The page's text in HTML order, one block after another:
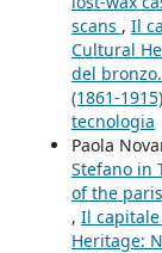
scans , Il
Cultural
del
(1861-
tecnologia
Paola
Stefano in
of the
, Il
Heritage: